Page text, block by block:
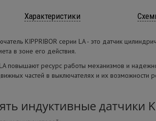
Характеристики
KIPPRIBOR серии LA - это датчик
в зоне его действия.
повышают ресурс работы механизмов и
частей в выключателях и их возможности
индуктивные датчики